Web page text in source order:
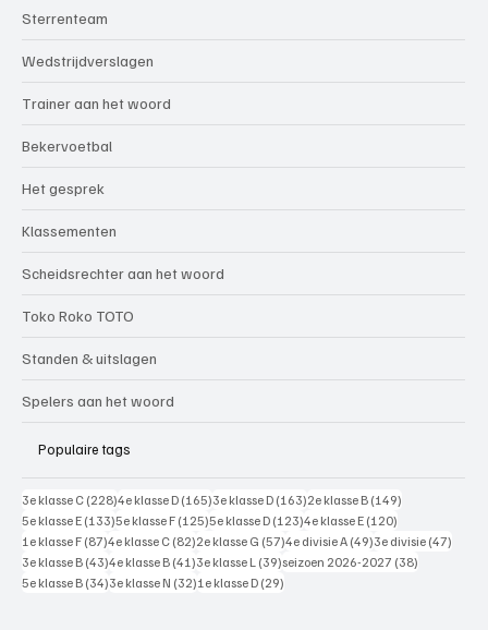
Sterrenteam
Wedstrijdverslagen
Trainer aan het woord
Bekervoetbal
Het gesprek
Klassementen
Scheidsrechter aan het woord
Toko Roko TOTO
Standen & uitslagen
Spelers aan het woord
Populaire tags
3e klasse C (228)228 posts
4e klasse D (165)165 posts
3e klasse D (163)163 posts
2e klasse B (149)
5e klasse E (133)133 posts
5e klasse F (125)125 posts
5e klasse D (123)123 posts
4e klasse E (120)
1e klasse F (87)87 posts
4e klasse C (82)82 posts
2e klasse G (57)57 posts
4e divisie A (49)49 posts
3e divisie (47)
3e klasse B (43)43 posts
4e klasse B (41)41 posts
3e klasse L (39)39 posts
seizoen 2026-2027 (38)
5e klasse B (34)34 posts
3e klasse N (32)32 posts
1e klasse D (29)